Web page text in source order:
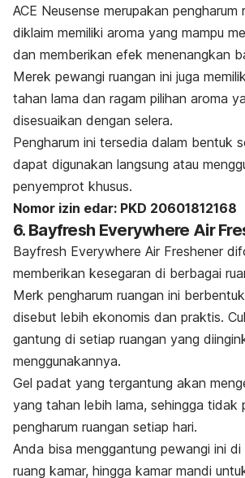
ACE Neusense merupakan pengharum
diklaim memiliki aroma yang mampu
dan memberikan efek menenangkan
Merek pewangi ruangan ini juga
tahan lama dan ragam pilihan aroma
disesuaikan dengan selera.
Pengharum ini tersedia dalam bentuk
dapat digunakan langsung atau
penyemprot khusus.
Nomor izin edar: PKD 20601812168
6. Bayfresh Everywhere Air
Bayfresh Everywhere Air Freshener
memberikan kesegaran di berbagai
Merk pengharum ruangan ini
disebut lebih ekonomis dan praktis.
gantung di setiap ruangan yang
menggunakannya.
Gel padat yang tergantung akan
yang tahan lebih lama, sehingga tidak
pengharum ruangan setiap hari.
Anda bisa menggantung pewangi ini
ruang kamar, hingga kamar mandi